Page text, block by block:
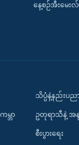
နေ့စဉ်အီးမေ
ဘာ
သိပ္ပံနဲ့နည်းပည
ဥတုရာသီနဲ့ အန
စီးပွားရေး